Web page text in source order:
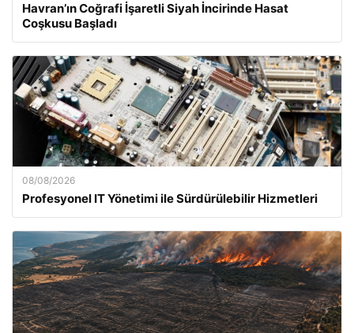
Havran’ın Coğrafi İşaretli Siyah İncirinde Hasat
Coşkusu Başladı
08/08/2026
Profesyonel IT Yönetimi ile Sürdürülebilir Hizmetleri